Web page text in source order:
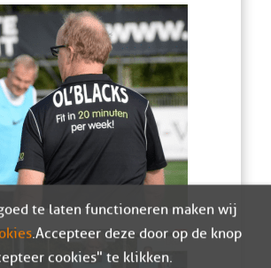
te laten functioneren maken wij
. Accepteer deze door op de knop
cookies" te klikken.